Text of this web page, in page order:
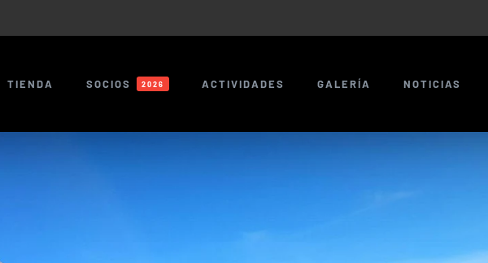
TIENDA SOCIOS 2026 ACTIVIDADES GALERÍA NOTICIAS